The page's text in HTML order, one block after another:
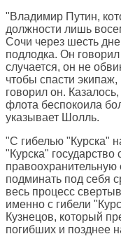
"Владимир Путин,
должности лишь
Сочи через шесть
подлодка. Он
случается, он не
чтобы спасти
говорил он.
флота беспокоила
указывает Шолль.
"С гибелью "Курска"
"Курска"
правоохранительную
подминать под себя
весь процесс
именно с гибели
Кузнецов, который
погибших и позднее